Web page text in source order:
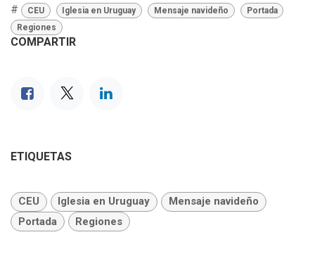
#
CEU Iglesia en Uruguay Mensaje navideño
Portada
Regiones
COMPARTIR
ETIQUETAS
CEU Iglesia en Uruguay
Mensaje navideño
Portada
Regiones